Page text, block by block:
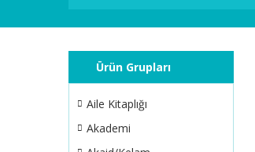
Ürün Grupları
Aile Kitaplığı
Akademi